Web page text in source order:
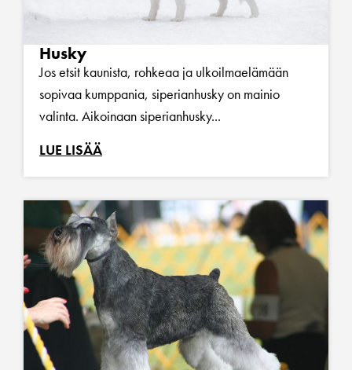
Husky
Jos etsit kaunista, rohkeaa ja ulkoilmaelämään
sopivaa kumppania, siperianhusky on mainio
valinta. Aikoinaan siperianhusky...
LUE LISÄÄ